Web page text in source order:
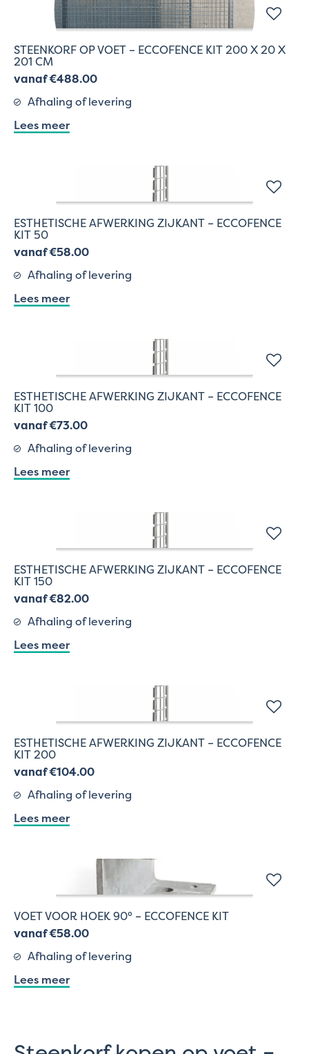
STEENKORF OP VOET – ECCOFENCE KIT 200 X 20 X
201 CM
vanaf €488.00
Afhaling of levering
Lees meer
ESTHETISCHE AFWERKING ZIJKANT – ECCOFENCE
KIT 50
vanaf €58.00
Afhaling of levering
Lees meer
ESTHETISCHE AFWERKING ZIJKANT – ECCOFENCE
KIT 100
vanaf €73.00
Afhaling of levering
Lees meer
ESTHETISCHE AFWERKING ZIJKANT – ECCOFENCE
KIT 150
vanaf €82.00
Afhaling of levering
Lees meer
ESTHETISCHE AFWERKING ZIJKANT – ECCOFENCE
KIT 200
vanaf €104.00
Afhaling of levering
Lees meer
VOET VOOR HOEK 90° – ECCOFENCE KIT
vanaf €58.00
Afhaling of levering
Lees meer